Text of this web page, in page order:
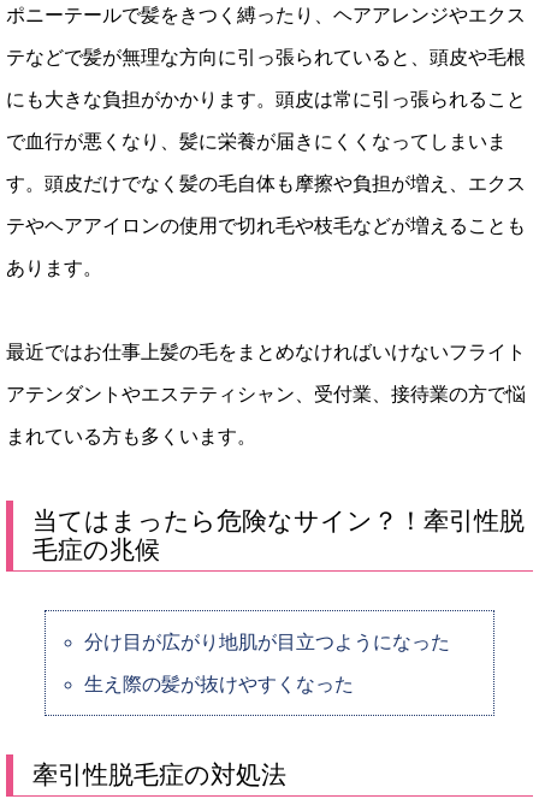
ポニーテールで髪をきつく縛ったり、ヘアアレンジやエクス
テなどで髪が無理な方向に引っ張られていると、頭皮や毛根
にも大きな負担がかかります。頭皮は常に引っ張られること
で血行が悪くなり、髪に栄養が届きにくくなってしまいま
す。頭皮だけでなく髪の毛自体も摩擦や負担が増え、エクス
テやヘアアイロンの使用で切れ毛や枝毛などが増えることも
あります。
最近ではお仕事上髪の毛をまとめなければいけないフライト
アテンダントやエステティシャン、受付業、接待業の方で悩
まれている方も多くいます。
当てはまったら危険なサイン？！牽引性脱
毛症の兆候
分け目が広がり地肌が目立つようになった
生え際の髪が抜けやすくなった
牽引性脱毛症の対処法